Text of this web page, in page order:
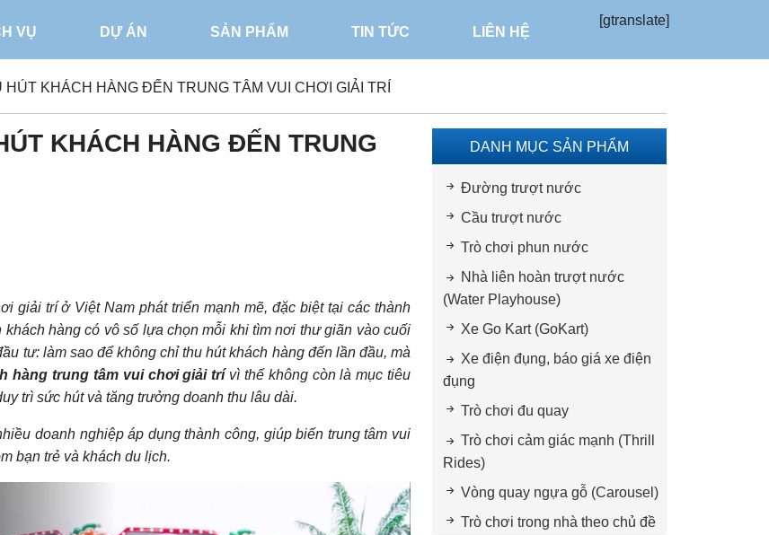
VỤ DỰ ÁN SẢN PHẨM TIN TỨC LIÊN HỆ
[gtranslate]
KHÁCH HÀNG ĐẾN TRUNG TÂM VUI CHƠI GIẢI TRÍ
KHÁCH HÀNG ĐẾN TRUNG
giải trí ở Việt Nam phát triển mạnh mẽ, đặc biệt tại các thành
hàng có vô số lựa chọn mỗi khi tìm nơi thư giãn vào cuối
tư: làm sao để không chỉ thu hút khách hàng đến lần đầu, mà
hàng trung tâm vui chơi giải trívì thế không còn là mục tiêu
trì sức hút và tăng trưởng doanh thu lâu dài.
doanh nghiệp áp dụng thành công, giúp biến trung tâm vui
bạn trẻ và khách du lịch.
DANH MỤC SẢN PHẨM
Đường trượt nước
Cầu trượt nước
Trò chơi phun nước
Nhà liên hoàn trượt nước
(Water Playhouse)
Xe Go Kart (GoKart)
Xe điện đụng, báo giá xe điện
đụng
Trò chơi đu quay
Trò chơi cảm giác mạnh (Thrill
Rides)
Vòng quay ngựa gỗ (Carousel)
Trò chơi trong nhà theo chủ đề